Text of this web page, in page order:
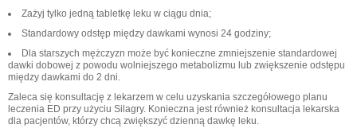
Zażyj tylko jedną tabletkę leku w ciągu dnia;
Standardowy odstęp między dawkami wynosi 24 godziny;
Dla starszych mężczyzn może być konieczne zmniejszenie standardowej
dawki dobowej z powodu wolniejszego metabolizmu lub zwiększenie odstępu
między dawkami do 2 dni.
Zaleca się konsultację z lekarzem w celu uzyskania szczegółowego planu
leczenia ED przy użyciu Silagry. Konieczna jest również konsultacja lekarska
dla pacjentów, którzy chcą zwiększyć dzienną dawkę leku.